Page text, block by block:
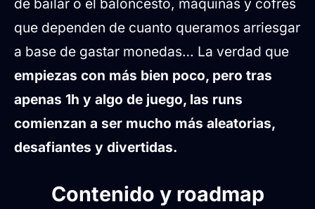
de bailar o el baloncesto, máquinas y cofres
que dependen de cuanto queramos arriesgar
a base de gastar monedas… La verdad que
empiezas con más bien poco, pero tras
apenas 1h y algo de juego, las runs
comienzan a ser mucho más aleatorias,
desafiantes y divertidas.
Contenido y roadmap